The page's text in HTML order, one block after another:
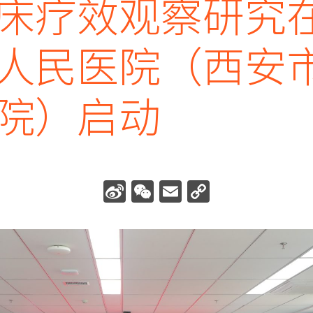
疗效观察研究
民医院（西安
）启动
Sina
Weibo
WeChat
Email